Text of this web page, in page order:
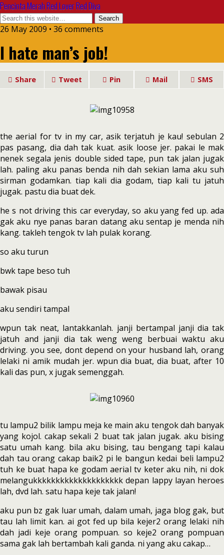
Pencinta Merah Red Lover Red Diva
26 May 2009 • 36 comments
I hate man’s job!
Share Tweet Pin Mail SMS
the aerial for tv in my car, asik terjatuh je kau! sebulan 2
pas pasang, dia dah tak kuat. asik loose jer. pakai le mak
nenek segala jenis double sided tape, pun tak jalan jugak
lah. paling aku panas benda nih dah sekian lama aku suh
sirman godamkan. tiap kali dia godam, tiap kali tu jatuh
jugak. pastu dia buat dek.
he s not driving this car everyday, so aku yang fed up. ada
gak aku nye panas baran datang aku sentap je menda nih
kang. takleh tengok tv lah pulak korang.
so aku turun
bwk tape beso tuh
bawak pisau
aku sendiri tampal
wpun tak neat, lantakkanlah. janji bertampal janji dia tak
jatuh and janji dia tak weng weng berbuai waktu aku
driving. you see, dont depend on your husband lah, orang
lelaki ni amik mudah jer. wpun dia buat, dia buat, after 10
kali das pun, x jugak semenggah.
tu lampu2 bilik lampu meja ke main aku tengok dah banyak
yang kojol. cakap sekali 2 buat tak jalan jugak. aku bising
satu umah kang. bila aku bising, tau bengang tapi kalau
dah tau orang cakap baik2 pi le bangun kedai beli lampu2
tuh ke buat hapa ke godam aerial tv keter aku nih, ni dok
melangukkkkkkkkkkkkkkkkkkkk depan lappy layan heroes
lah, dvd lah. satu hapa keje tak jalan!
aku pun bz gak luar umah, dalam umah, jaga blog gak, but
tau lah limit kan. ai got fed up bila kejer2 orang lelaki nih
dah jadi keje orang pompuan. so keje2 orang pompuan
sama gak lah bertambah kali ganda. ni yang aku cakap…